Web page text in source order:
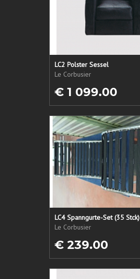
LC2 Polster Sessel
Le Corbusier
€ 1 099.00
LC4 Spanngurte-Set (35 Stck)
Le Corbusier
€ 239.00